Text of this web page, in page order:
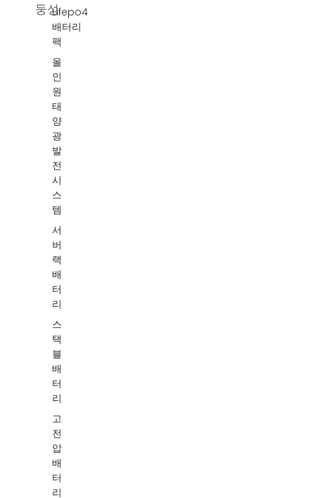
Lifepo4
배터리
팩
올
인
원
태
양
광
발
전
시
스
템
서
버
랙
배
터
리
스
택
블
배
터
리
고
전
압
배
터
리
둥성.